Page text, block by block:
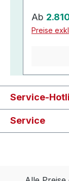
Ab
Preise
Service-
Service